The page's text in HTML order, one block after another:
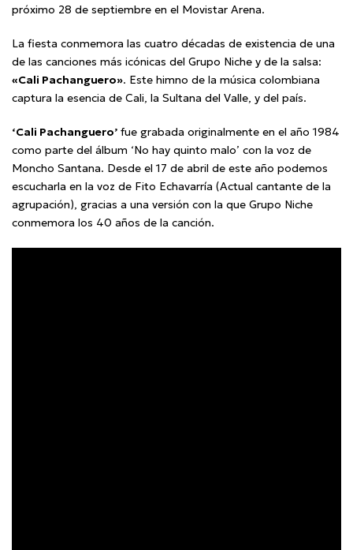
próximo 28 de septiembre en el Movistar Arena.
La fiesta conmemora las cuatro décadas de existencia de una
de las canciones más icónicas del Grupo Niche y de la salsa:
«Cali Pachanguero». Este himno de la música colombiana
captura la esencia de Cali, la Sultana del Valle, y del país.
‘Cali Pachanguero’ fue grabada originalmente en el año 1984
como parte del álbum ‘No hay quinto malo’ con la voz de
Moncho Santana. Desde el 17 de abril de este año podemos
escucharla en la voz de Fito Echavarría (Actual cantante de la
agrupación), gracias a una versión con la que Grupo Niche
conmemora los 40 años de la canción.